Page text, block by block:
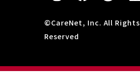
©CareNet, Inc. All Rights
Reserved